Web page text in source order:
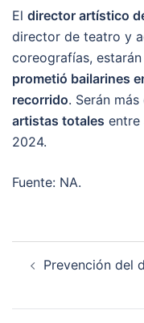
El director artístico
director de teatro y
coreografías,
prometió bailarines
recorrido. Serán más
artistas totales entre
2024.
Fuente: NA.
navigation
Prevención del